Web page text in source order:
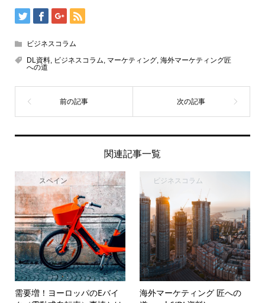
ビジネスコラム
DL資料, ビジネスコラム マーケティング, 海外マーケティング匠
への道
関連記事一覧
スペイン
需要増！ヨーロッパのEバイ
ビジネスコラム
海外マーケティング 匠への